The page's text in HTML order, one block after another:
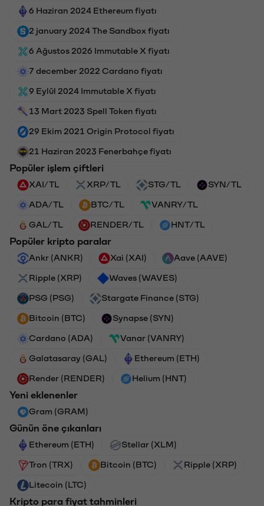
6 Haziran 2024 Ethereum fiyatı
2 january 2024 The Sandbox fiyatı
6 Ağustos 2026 Immutable X fiyatı
7 december 2022 Cardano fiyatı
9 Eylül 2024 Immutable X fiyatı
13 Mart 2023 Spell Token fiyatı
29 Ekim 2021 Origin Protocol fiyatı
21 Haziran 2023 Fenerbahçe fiyatı
Popüler işlem çiftleri
XAI/TL XRP/TL STG/TL SYN/TL
ADA/TL BTC/TL VANRY/TL
GAL/TL RENDER/TL HNT/TL
Popüler kripto paralar
Ankr (ANKR) Xai (XAI) Aave (AAVE)
Ripple (XRP) Waves (WAVES)
PSG (PSG) Stargate Finance (STG)
Bitcoin (BTC) Synapse (SYN)
Cardano (ADA) Vanar (VANRY)
Galatasaray (GAL) Ethereum (ETH)
Render (RENDER) Helium (HNT)
Yeni eklenenler
Gram (GRAM)
Günün öne çıkanları
Ethereum (ETH) Stellar (XLM)
Tron (TRX) Bitcoin (BTC) Ripple (XRP)
Litecoin (LTC)
Kripto para fiyat tahminleri